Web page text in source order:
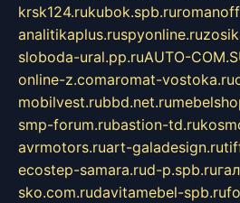
krsk124.rukubok.spb.ru
analitikaplus.ruspyonline.ru
sloboda-ural.pp.ruAUTO-
online-z.comaromat-vostoka.ru
mobilvest.rubbd.net.ru
smp-forum.rubastion-td.ru
avrmotors.ruart-galadesign.ru
ecostep-samara.rud-p.spb.ru
sko.com.rudavitamebel-spb.ru